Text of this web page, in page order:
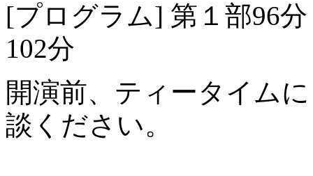
[プログラム] 第１部96
102分
開演前、ティータイム
談ください。